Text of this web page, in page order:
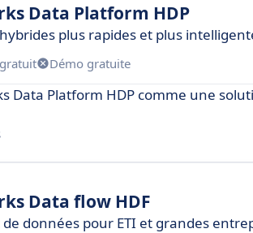
Data Platform HDP
plus rapides et plus
Démo gratuite
Data Platform HDP comme une
Data flow HDF
données pour ETI et grandes